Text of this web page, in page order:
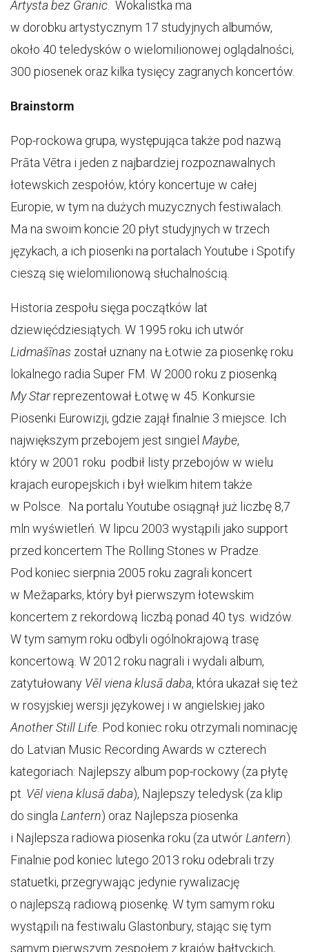
Artysta bez Granic . Wokalistka ma
w dorobku artystycznym 17 studyjnych albumów,
około 40 teledysków o wielomilionowej oglądalności,
300 piosenek oraz kilka tysięcy zagranych koncertów.
Brainstorm
Pop-rockowa grupa, występująca także pod nazwą
Prāta Vētra i jeden z najbardziej rozpoznawalnych
łotewskich zespołów, który koncertuje w całej
Europie, w tym na dużych muzycznych festiwalach.
Ma na swoim koncie 20 płyt studyjnych w trzech
językach, a ich piosenki na portalach Youtube i Spotify
cieszą się wielomilionową słuchalnością.
Historia zespołu sięga początków lat
dziewięćdziesiątych. W 1995 roku ich utwór
Lidmašīnas został uznany na Łotwie za piosenkę roku
lokalnego radia Super FM. W 2000 roku z piosenką
My Starreprezentował Łotwę w 45. Konkursie
Piosenki Eurowizji, gdzie zajął finalnie 3 miejsce. Ich
największym przebojem jest singiel Maybe,
który w 2001 roku podbił listy przebojów w wielu
krajach europejskich i był wielkim hitem także
w Polsce. Na portalu Youtube osiągnął już liczbę 8,7
mln wyświetleń. W lipcu 2003 wystąpili jako support
przed koncertem The Rolling Stones w Pradze.
Pod koniec sierpnia 2005 roku zagrali koncert
w Mežaparks, który był pierwszym łotewskim
koncertem z rekordową liczbą ponad 40 tys. widzów.
W tym samym roku odbyli ogólnokrajową trasę
koncertową. W 2012 roku nagrali i wydali album,
zatytułowany Vēl viena klusā daba, która ukazał się też
w rosyjskiej wersji językowej i w angielskiej jako
Another Still Life . Pod koniec roku otrzymali nominację
do Latvian Music Recording Awards w czterech
kategoriach: Najlepszy album pop-rockowy (za płytę
pt. Vēl viena klusā daba), Najlepszy teledysk (za klip
do singla Lantern) oraz Najlepsza piosenka
i Najlepsza radiowa piosenka roku (za utwór Lantern).
Finalnie pod koniec lutego 2013 roku odebrali trzy
statuetki, przegrywając jedynie rywalizację
o najlepszą radiową piosenkę. W tym samym roku
wystąpili na festiwalu Glastonbury, stając się tym
samym pierwszym zespołem z krajów bałtyckich,